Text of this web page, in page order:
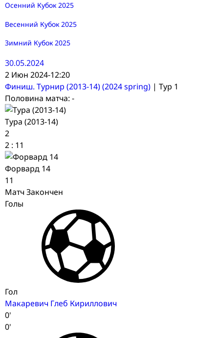
Осенний Кубок 2025
Весенний Кубок 2025
Зимний Кубок 2025
30.05.2024
2 Июн 2024-12:20
Финиш. Турнир (2013-14) (2024 spring) | Тур 1
Половина матча: -
Тура (2013-14)
2
2 : 11
Форвард 14
11
Матч Закончен
Голы
Гол
Макаревич Глеб Кириллович
0'
0'